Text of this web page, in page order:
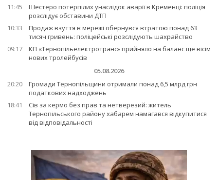
11:45
Шестеро потерпілих унаслідок аварії в Кременці: поліція
розслідує обставини ДТП
10:33
Продаж взуття в мережі обернувся втратою понад 63
тисяч гривень: поліцейські розслідують шахрайство
09:17
КП «Тернопільелектротранс» прийняло на баланс ще вісім
нових тролейбусів
05.08.2026
20:20
Громади Тернопільщини отримали понад 6,5 млрд грн
податкових надходжень
18:41
Сів за кермо без прав та нетверезий: житель
Тернопільського району хабарем намагався відкупитися
від відповідальності